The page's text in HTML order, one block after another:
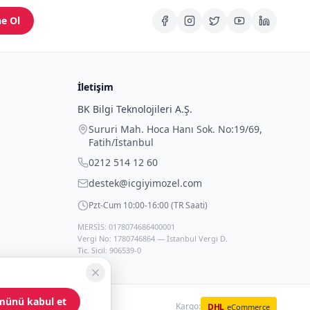
Ol
İletişim
BK Bilgi Teknolojileri A.Ş.
Sururi Mah. Hoca Hanı Sok. No:19/69,
Fatih/İstanbul
0212 514 12 60
destek@icgiyimozel.com
Pzt-Cum 10:00-16:00 (TR Saati)
MERSİS: 0178074686400001
Vergi No: 1780746864 — İstanbul Vergi D.
Tic. Sicil: 906539-0
Kargo: DHL eCommerce
kabul et